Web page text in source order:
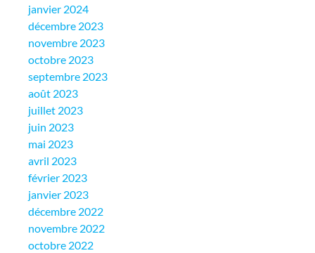
janvier 2024
décembre 2023
novembre 2023
octobre 2023
septembre 2023
août 2023
juillet 2023
juin 2023
mai 2023
avril 2023
février 2023
janvier 2023
décembre 2022
novembre 2022
octobre 2022